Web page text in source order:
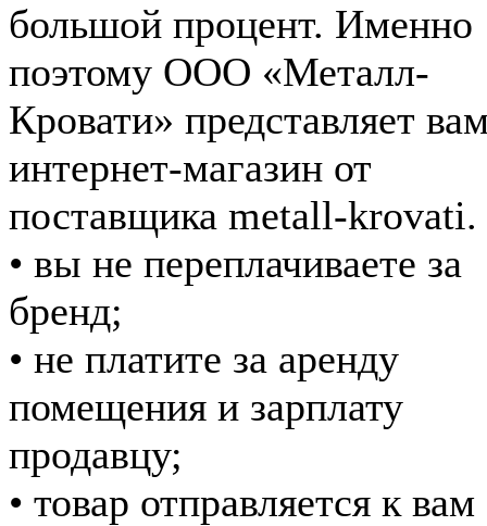
большой процент. Именно
поэтому ООО «Металл-
Кровати» представляет
интернет-магазин от
поставщика metall-
• вы не переплачиваете за
бренд;
• не платите за аренду
помещения и зарплату
продавцу;
• товар отправляется к вам